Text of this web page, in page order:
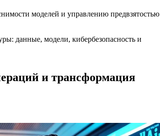
моделей и управлению предвзятостью
данные, модели, кибербезопасность и
и трансформация